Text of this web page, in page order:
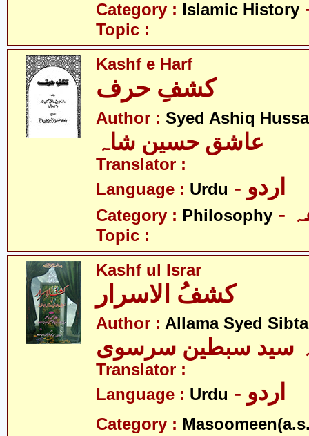
Category : Islamic History
Topic :
Kashf e Harf
کشفِ حرف
Author : Syed Ashiq
عاشق حسین شاہ
Translator :
Language : Urdu - اردو
Category : Philosophy
Topic :
Kashf ul Israr
کشفُ الاسرار
Author : Allama Syed
سید سبطین سرسوی
Translator :
Language : Urdu - اردو
Category :